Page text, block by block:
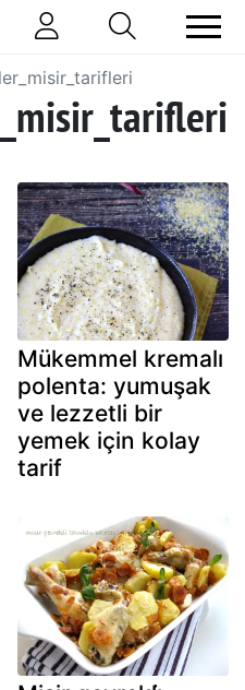
Mükemmel kremalı
polenta: yumuşak
ve lezzetli bir
yemek için kolay
tarif